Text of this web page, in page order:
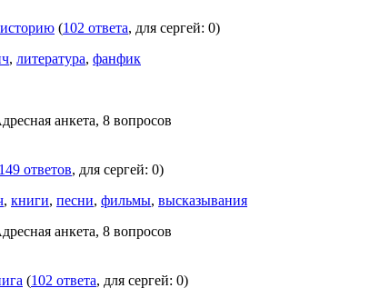
(102 ответа, для сергей: 0)
, литература, фанфик
анкета, 8 вопросов
149 ответов, для сергей: 0)
, книги, песни, фильмы, высказывания
анкета, 8 вопросов
(102 ответа, для сергей: 0)